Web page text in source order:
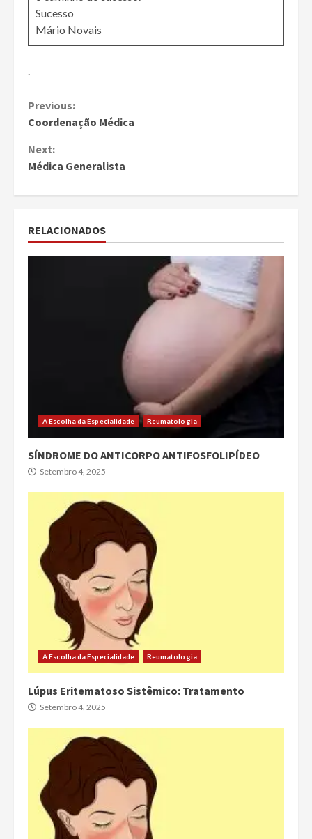
Sucesso
Mário Novais
.
Continue
Reading
Previous:
Coordenação Médica
Next:
Médica Generalista
RELACIONADOS
A Escolha da Especialidade Reumatologia
SÍNDROME DO ANTICORPO ANTIFOSFOLIPÍDEO
Setembro 4, 2025
A Escolha da Especialidade Reumatologia
Lúpus Eritematoso Sistêmico: Tratamento
Setembro 4, 2025